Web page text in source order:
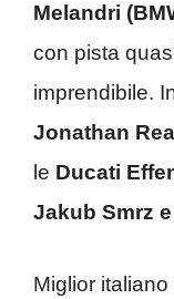
Melandri
con pista
imprendibile.
Jonathan
le Ducati
Jakub Smrz
Miglior italiano